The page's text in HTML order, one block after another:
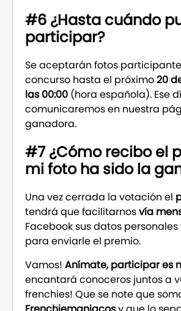
#6 ¿Hasta cuándo
participar?
Se aceptarán fotos
concurso hasta el próximo20
las 00:00 (hora española). Ese
comunicaremos en nuestra
ganadora.
#7 ¿Cómo recibo el
mi foto ha sido la
Una vez cerrada la votación el
tendrá que facilitarnosvía
Facebook sus datos
para enviarle el premio.
Vamos! Anímate, participar es
encantará conoceros juntos a
frenchies! Que se note que